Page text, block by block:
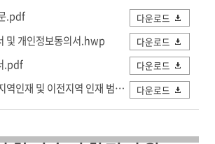
.pdf 다운로드
및 개인정보동의서.hwp 다운로드
.pdf 다운로드
04 비수도권 지역인재 및 이전지역 인재 범위.pdf 다운로드